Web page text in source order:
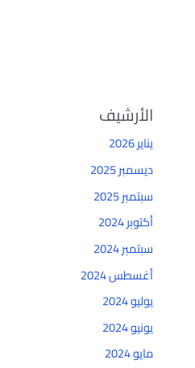
الأرشيف
يناير 2026
ديسمبر 2025
سبتمبر 2025
أكتوبر 2024
سبتمبر 2024
أغسطس 2024
يوليو 2024
يونيو 2024
مايو 2024